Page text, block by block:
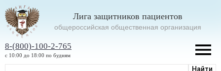
Лига защитников пациентов
oбщероссийская общественная организация
8-(800)-100-2-765
с 10:00 до 18:00 по будням